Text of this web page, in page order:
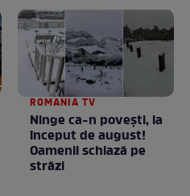
ROMANIA TV
Ninge ca-n povești, la
început de august!
Oamenii schiază pe
străzi